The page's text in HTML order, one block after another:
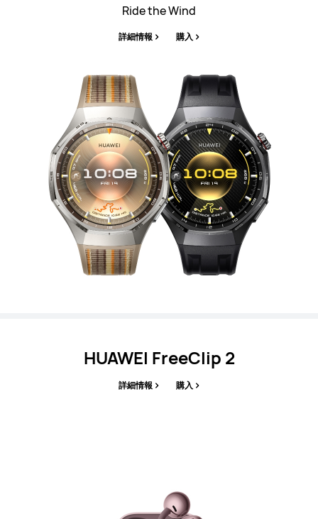
Ride the Wind
詳細情報 購入
HUAWEI FreeClip 2
詳細情報 購入